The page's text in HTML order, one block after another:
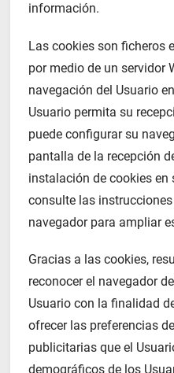
información.
Las cookies son ficheros
por medio de un servidor
navegación del Usuario
Usuario permita su
puede configurar su
pantalla de la recepción
instalación de cookies
consulte las
navegador para ampliar
Gracias a las cookies,
reconocer el navegador
Usuario con la finalidad
ofrecer las preferencias
publicitarias que el
demográficos de los